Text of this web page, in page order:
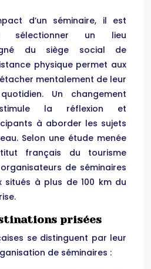
d’un séminaire, il est
sélectionner un lieu
du siège social de
physique permet aux
mentalement de leur
Un changement
stimule la réflexion et
à aborder les sujets
Selon une étude menée
français du tourisme
de séminaires
situés à plus de 100 km du
prisées
se distinguent par leur
de séminaires :